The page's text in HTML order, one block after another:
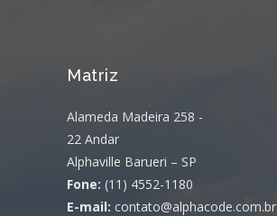
Matriz
Alameda Madeira 258 -
22 Andar
Alphaville Barueri – SP
Fone: (11) 4552-1180
E-mail: contato@alphacode.com.br